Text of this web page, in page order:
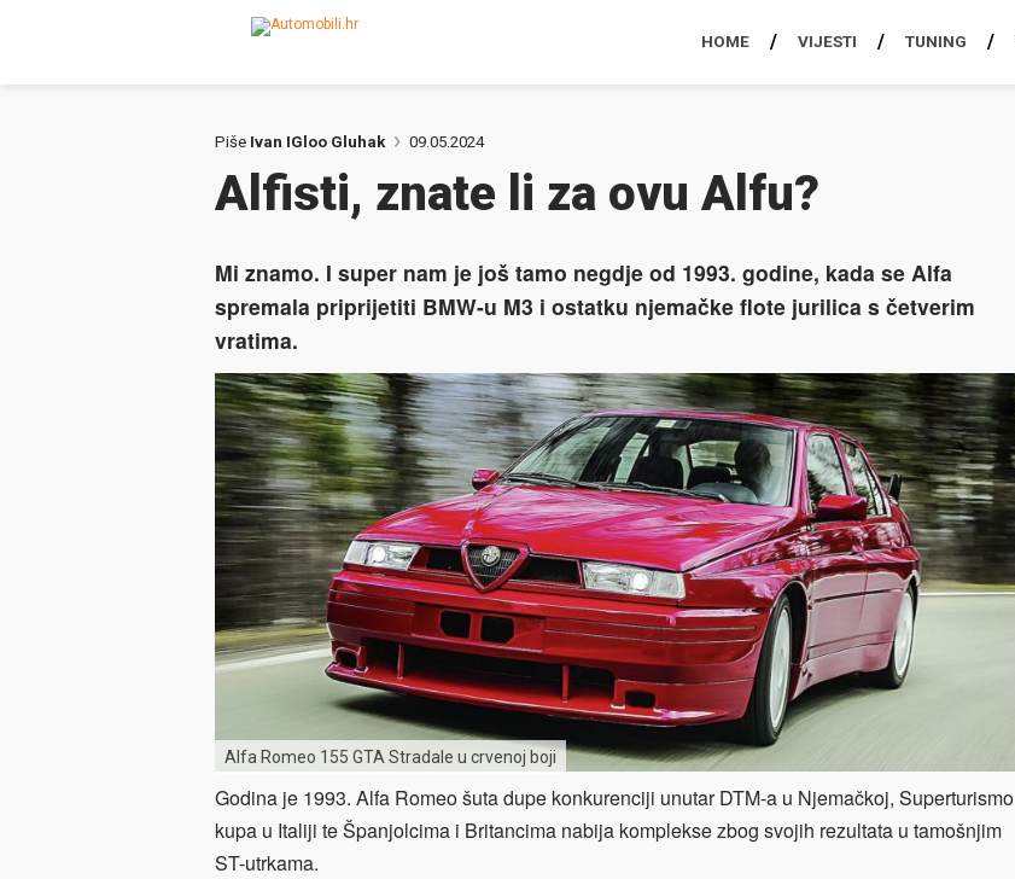
HOME VIJESTI TUNING
Piše Ivan IGloo Gluhak 09.05.2024
Alfisti, znate li za ovu Alfu?
Mi znamo. I super nam je još tamo negdje od 1993. godine, kada se Alfa
spremala priprijetiti BMW-u M3 i ostatku njemačke flote jurilica s četverim
vratima.
Alfa Romeo 155 GTA Stradale u crvenoj boji
Godina je 1993. Alfa Romeo šuta dupe konkurenciji unutar DTM-a u Njemačkoj, Superturismo
kupa u Italiji te Španjolcima i Britancima nabija komplekse zbog svojih rezultata u tamošnjim
ST-utrkama.